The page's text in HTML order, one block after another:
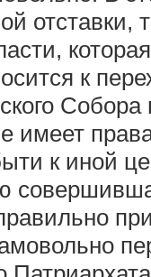
к
имеет
к иной